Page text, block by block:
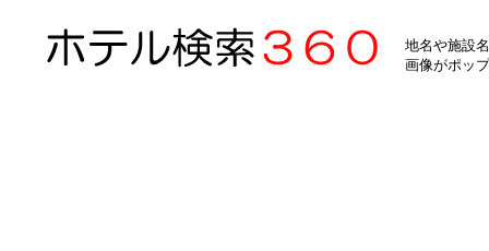
地名や施設
画像がポッ